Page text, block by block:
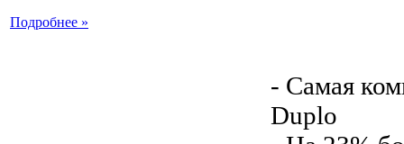
Подробнее »
- Самая
Duplo